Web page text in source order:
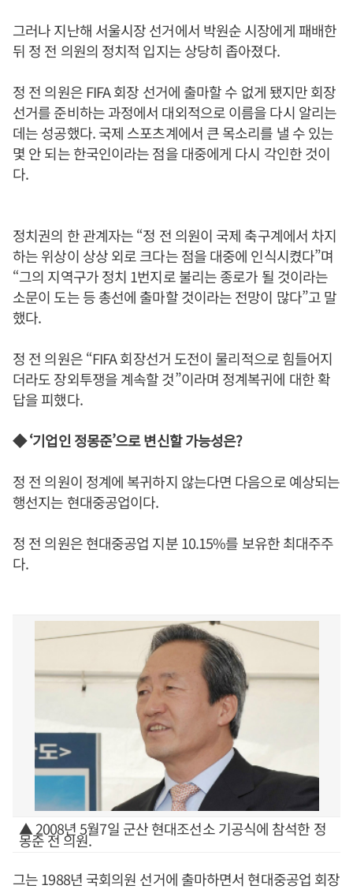
그러나 지난해 서울시장 선거에서 박원순 시장에게 패배한
뒤 정 전 의원의 정치적 입지는 상당히 좁아졌다.
정 전 의원은 FIFA 회장 선거에 출마할 수 없게 됐지만 회장
선거를 준비하는 과정에서 대외적으로 이름을 다시 알리는
데는 성공했다. 국제 스포츠계에서 큰 목소리를 낼 수 있는
몇 안 되는 한국인이라는 점을 대중에게 다시 각인한 것이
다.
정치권의 한 관계자는 “정 전 의원이 국제 축구계에서 차지
하는 위상이 상상 외로 크다는 점을 대중에 인식시켰다”며
“그의 지역구가 정치 1번지로 불리는 종로가 될 것이라는
소문이 도는 등 총선에 출마할 것이라는 전망이 많다”고 말
했다.
정 전 의원은 “FIFA 회장선거 도전이 물리적으로 힘들어지
더라도 장외투쟁을 계속할 것”이라며 정계복귀에 대한 확
답을 피했다.
◆ ‘기업인 정몽준’으로 변신할 가능성은?
정 전 의원이 정계에 복귀하지 않는다면 다음으로 예상되는
행선지는 현대중공업이다.
정 전 의원은 현대중공업 지분 10.15%를 보유한 최대주주
다.
▲ 2008년 5월7일 군산 현대조선소 기공식에 참석한 정
몽준 전 의원.
그는 1988년 국회의원 선거에 출마하면서 현대중공업 회장